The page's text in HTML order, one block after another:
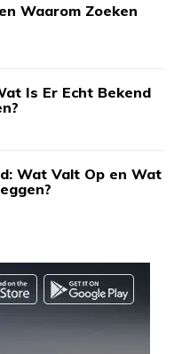
Waarom Zoeken
Is Er Echt Bekend
Wat Valt Op en Wat